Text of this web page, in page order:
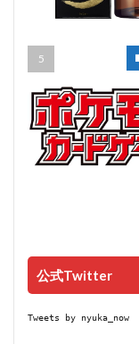
公式Twitter
Tweets by nyuka_now